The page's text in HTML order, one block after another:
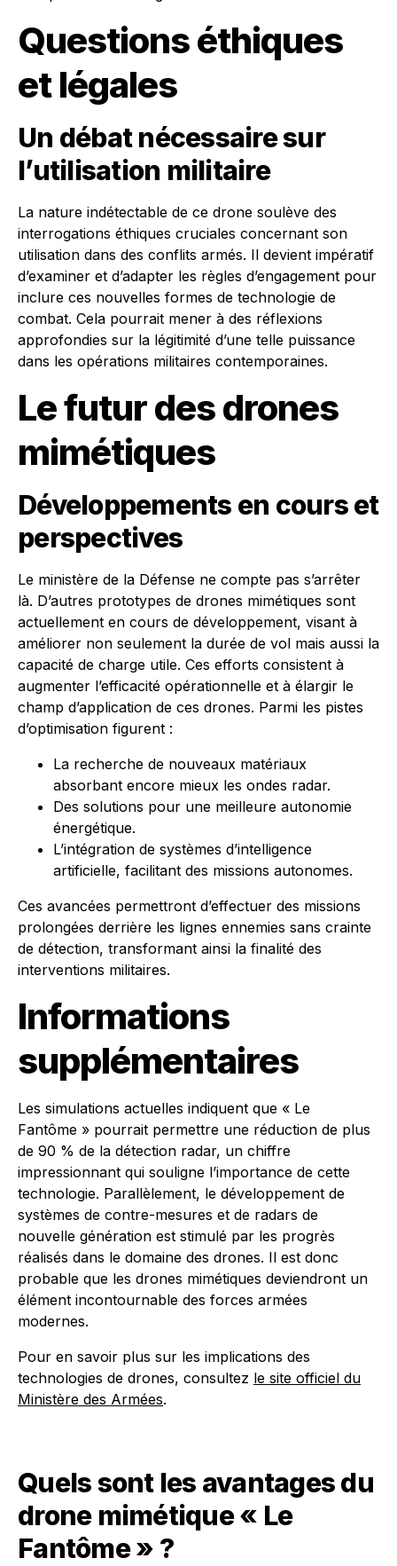
Questions éthiques
et légales
Un débat nécessaire sur
l’utilisation militaire
La nature indétectable de ce drone soulève des
interrogations éthiques cruciales concernant son
utilisation dans des conflits armés. Il devient impératif
d’examiner et d’adapter les règles d’engagement pour
inclure ces nouvelles formes de technologie de
combat. Cela pourrait mener à des réflexions
approfondies sur la légitimité d’une telle puissance
dans les opérations militaires contemporaines.
Le futur des drones
mimétiques
Développements en cours et
perspectives
Le ministère de la Défense ne compte pas s’arrêter
là. D’autres prototypes de drones mimétiques sont
actuellement en cours de développement, visant à
améliorer non seulement la durée de vol mais aussi la
capacité de charge utile. Ces efforts consistent à
augmenter l’efficacité opérationnelle et à élargir le
champ d’application de ces drones. Parmi les pistes
d’optimisation figurent :
La recherche de nouveaux matériaux
absorbant encore mieux les ondes radar.
Des solutions pour une meilleure autonomie
énergétique.
L’intégration de systèmes d’intelligence
artificielle, facilitant des missions autonomes.
Ces avancées permettront d’effectuer des missions
prolongées derrière les lignes ennemies sans crainte
de détection, transformant ainsi la finalité des
interventions militaires.
Informations
supplémentaires
Les simulations actuelles indiquent que « Le
Fantôme » pourrait permettre une réduction de plus
de 90 % de la détection radar, un chiffre
impressionnant qui souligne l’importance de cette
technologie. Parallèlement, le développement de
systèmes de contre-mesures et de radars de
nouvelle génération est stimulé par les progrès
réalisés dans le domaine des drones. Il est donc
probable que les drones mimétiques deviendront un
élément incontournable des forces armées
modernes.
Pour en savoir plus sur les implications des
technologies de drones, consultez le site officiel du
Ministère des Armées.
Quels sont les avantages du
drone mimétique « Le
Fantôme » ?